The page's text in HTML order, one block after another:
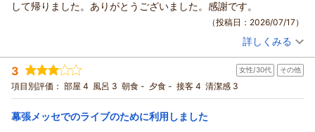
この度も市原マリンホテルにご宿泊いただき、誠にありがとう
お忙しい中貴重なご意見を頂きましてありがとうございます。
お褒めの言葉をいただきまして、スタッフ一同大変嬉しく思っ
ております。
ご朝食のお料理につきましては、食材のロスを少しでも出さな
いよう行っており無いメニュー
などございましたら、スタッフへお声掛けいただきましたらご
して帰りました。ありがとうございました。感謝です。
（投稿日：2026/07/17）
投稿者： はなちゃんさん(男性/60代)
宿泊プラン： 【じゃらんスペシャルウィーク】朝食付/大好評和洋朝食バイキ
ング！しっかり食べて1日の活力をチャージ2607
シングル
宿泊価格帯： 8,001～9,000円(大人一人あたり/税込)
詳しくみる
3 女性/30代 その他
項目別評価： 部屋 4 風呂 3 朝食 - 夕食 - 接客 4 清潔感 3
幕張メッセでのライブのために利用しました